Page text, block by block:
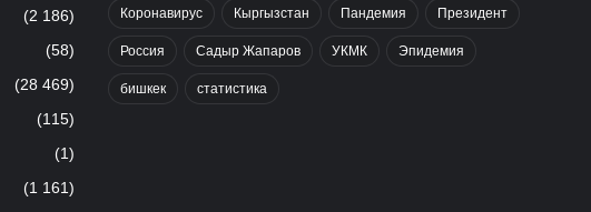
(2 186)
(58)
(28 469)
(115)
(1)
(1 161)
Коронавирус Кыргызстан Пандемия Президент
Россия Садыр Жапаров УКМК Эпидемия
бишкек статистика